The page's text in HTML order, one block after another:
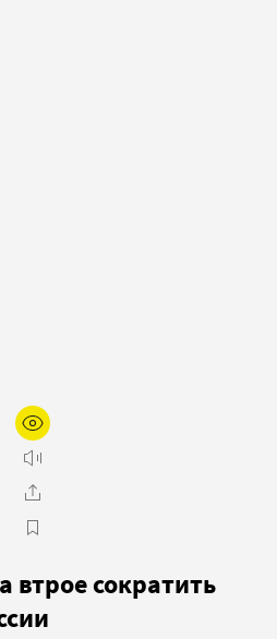
втрое сократить